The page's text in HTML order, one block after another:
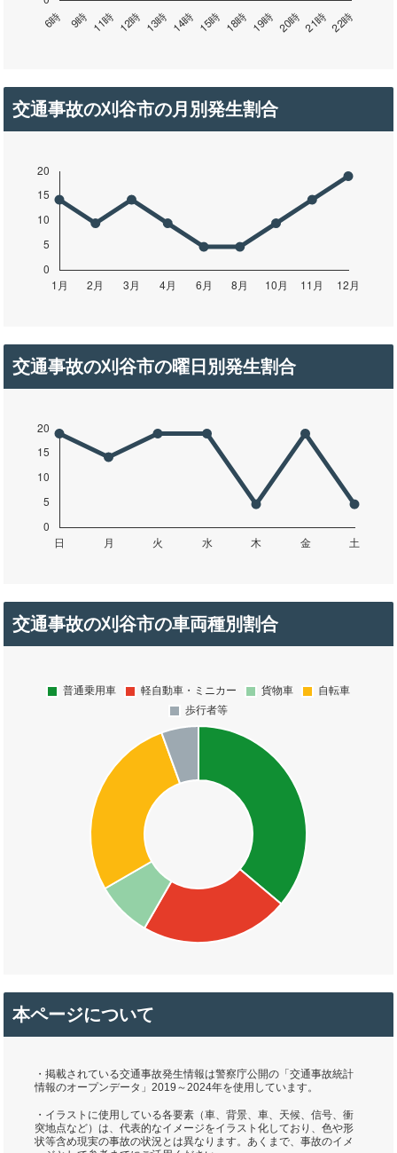
交通事故の刈谷市の月別発生割合
交通事故の刈谷市の曜日別発生割合
交通事故の刈谷市の車両種別割合
本ページについて
・掲載されている交通事故発生情報は警察庁公開の「交通事故統計
情報のオープンデータ」2019～2024年を使用しています。
・イラストに使用している各要素（車、背景、車、天候、信号、衝
突地点など）は、代表的なイメージをイラスト化しており、色や形
状等含め現実の事故の状況とは異なります。あくまで、事故のイメ